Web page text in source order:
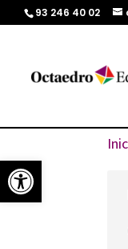
Abrir barra de
93 246 40 02